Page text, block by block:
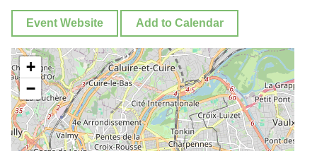
Event Website Add to Calendar
+
−